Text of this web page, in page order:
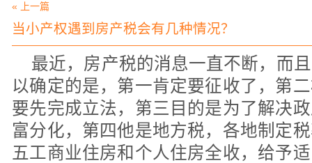
« 上一篇
当小产权遇到房产税会有几种情况？
最近，房产税的消息一直不断，而
以确定的是，第一肯定要征收了，第
要先完成立法，第三目的是为了解决
富分化，第四他是地方税，各地制定
五工商业住房和个人住房全收，给予